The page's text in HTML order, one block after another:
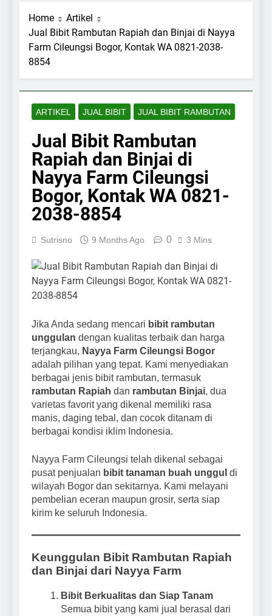
Home
Artikel
Jual Bibit Rambutan Rapiah dan Binjai di Nayya
Farm Cileungsi Bogor, Kontak WA 0821-2038-
8854
ARTIKEL JUAL BIBIT JUAL BIBIT RAMBUTAN
Jual Bibit Rambutan
Rapiah dan Binjai di
Nayya Farm Cileungsi
Bogor, Kontak WA 0821-
2038-8854
Sutrisno 9 Months Ago 0 3 Mins
Jika Anda sedang mencari bibit rambutan
unggulan dengan kualitas terbaik dan harga
terjangkau, Nayya Farm Cileungsi Bogor
adalah pilihan yang tepat. Kami menyediakan
berbagai jenis bibit rambutan, termasuk
rambutan Rapiah dan rambutan Binjai, dua
varietas favorit yang dikenal memiliki rasa
manis, daging tebal, dan cocok ditanam di
berbagai kondisi iklim Indonesia.
Nayya Farm Cileungsi telah dikenal sebagai
pusat penjualan bibit tanaman buah unggul di
wilayah Bogor dan sekitarnya. Kami melayani
pembelian eceran maupun grosir, serta siap
kirim ke seluruh Indonesia.
Keunggulan Bibit Rambutan Rapiah
dan Binjai dari Nayya Farm
Bibit Berkualitas dan Siap Tanam
Semua bibit yang kami jual berasal dari